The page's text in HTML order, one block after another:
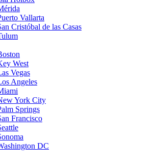
Vallarta
Cristóbal de las Casas
West
Vegas
Angeles
York City
Springs
Francisco
DC